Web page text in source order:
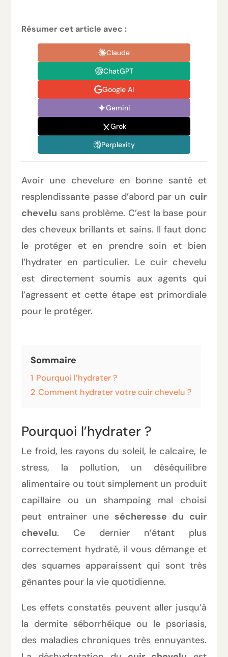
Résumer cet article avec :
Claude
ChatGPT
Google AI
Gemini
Grok
Perplexity
Avoir une chevelure en bonne santé et
resplendissante passe d’abord par un cuir
chevelu sans problème. C’est la base pour
des cheveux brillants et sains. Il faut donc
le protéger et en prendre soin et bien
l’hydrater en particulier. Le cuir chevelu
est directement soumis aux agents qui
l’agressent et cette étape est primordiale
pour le protéger.
Sommaire
1 Pourquoi l’hydrater ?
2 Comment hydrater votre cuir chevelu ?
Pourquoi l’hydrater ?
Le froid, les rayons du soleil, le calcaire, le
stress, la pollution, un déséquilibre
alimentaire ou tout simplement un produit
capillaire ou un shampoing mal choisi
peut entrainer unesécheresse du cuir
chevelu. Ce dernier n’étant plus
correctement hydraté, il vous démange et
des squames apparaissent qui sont très
gênantes pour la vie quotidienne.
Les effets constatés peuvent aller jusqu’à
la dermite séborrhéique ou le psoriasis,
des maladies chroniques très ennuyantes.